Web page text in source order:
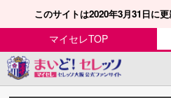
このサイトは2020年3月31日に更
マイセレTOP